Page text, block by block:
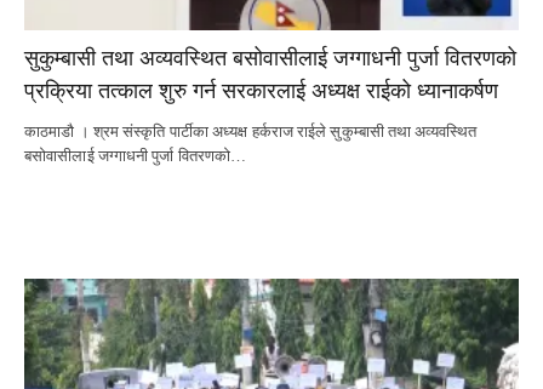
सुकुम्बासी तथा अव्यवस्थित बसोवासीलाई जग्गाधनी पुर्जा वितरणको
प्रक्रिया तत्काल शुरु गर्न सरकारलाई अध्यक्ष राईको ध्यानाकर्षण
काठमाडौ । श्रम संस्कृति पार्टीका अध्यक्ष हर्कराज राईले सुकुम्बासी तथा अव्यवस्थित
बसोवासीलाई जग्गाधनी पुर्जा वितरणको…